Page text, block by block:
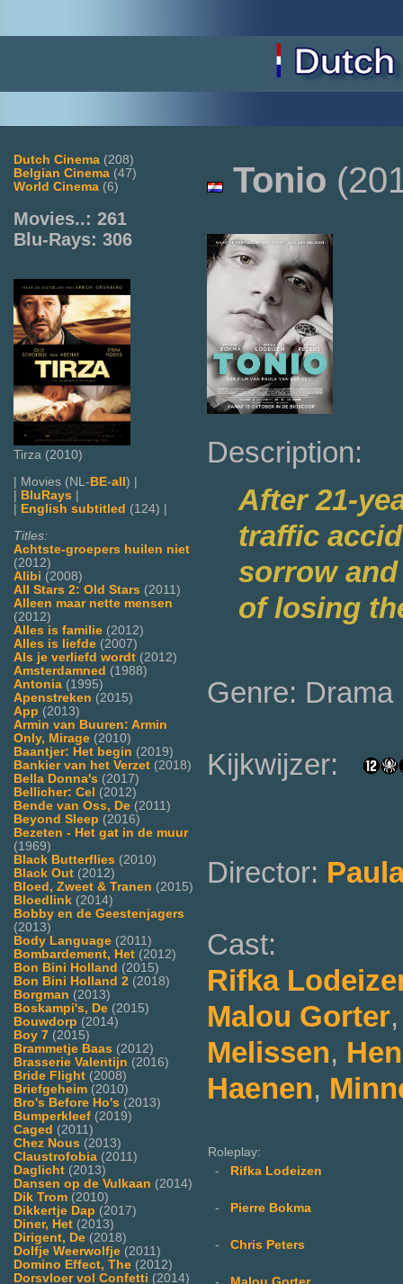
Dutch Cinema (208)
Belgian Cinema (47)
World Cinema (6)
Movies..: 261
Blu-Rays: 306
Tirza (2010)
| Movies (NL- BE-all ) |
BluRays
English subtitled (124) |
Titles:
Achtste-groepers huilen niet
(2012)
Alibi (2008)
All Stars 2: Old Stars (2011)
Alleen maar nette mensen
(2012)
Alles is familie (2012)
Alles is liefde (2007)
Als je verliefd wordt (2012)
Amsterdamned (1988)
Antonia (1995)
Apenstreken (2015)
App (2013)
Armin van Buuren: Armin
Only, Mirage (2010)
Baantjer: Het begin (2019)
Bankier van het Verzet (2018)
Bella Donna's (2017)
Bellicher: Cel (2012)
Bende van Oss, De (2011)
Beyond Sleep (2016)
Bezeten - Het gat in de muur
(1969)
Black Butterflies (2010)
Black Out (2012)
Bloed, Zweet & Tranen (2015)
Bloedlink (2014)
Bobby en de Geestenjagers
(2013)
Body Language (2011)
Bombardement, Het (2012)
Bon Bini Holland (2015)
Bon Bini Holland 2 (2018)
Borgman (2013)
Boskampi's, De (2015)
Bouwdorp (2014)
Boy 7 (2015)
Brammetje Baas (2012)
Brasserie Valentijn (2016)
Bride Flight (2008)
Briefgeheim (2010)
Bro's Before Ho's (2013)
Bumperkleef (2019)
Caged (2011)
Chez Nous (2013)
Claustrofobia (2011)
Daglicht (2013)
Dansen op de Vulkaan (2014)
Dik Trom (2010)
Dikkertje Dap (2017)
Diner, Het (2013)
Dirigent, De (2018)
Dolfje Weerwolfje (2011)
Domino Effect, The (2012)
Dorsvloer vol Confetti (2014)
Tonio
Description:
After 21-
traffic
sorrow
of losing
Genre: Drama
Kijkwijzer:
Director:
Cast:
Rifka
Malou Gorter
Melissen,
Haenen,
Roleplay:
-
Rifka Lodeizen
- Pierre Bokma
- Chris Peters